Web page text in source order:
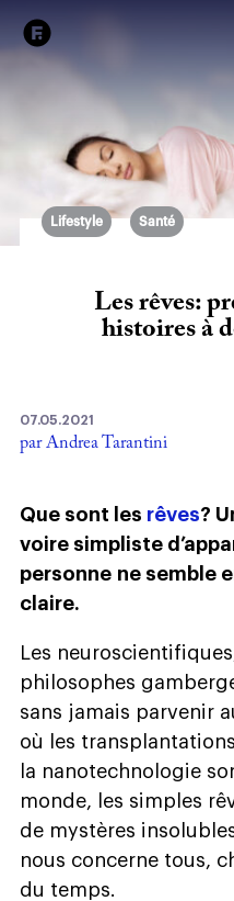
Lifestyle Santé
Les rêves:
histoires à
07.05.2021
par Andrea Tarantini
Que sont les rêves?
voire simpliste
personne ne semble
claire.
Les
philosophes
sans jamais parvenir
où les
la nanotechnologie
monde, les simples
de mystères
nous concerne tous,
du temps.